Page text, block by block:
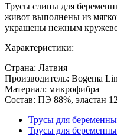
Трусы слипы для
живот выполнены из
украшены нежным
Характеристики:
Страна: Латвия
Производитель: Bogema
Материал: микрофибра
Состав: ПЭ 88%, эластан
Трусы для
Трусы для